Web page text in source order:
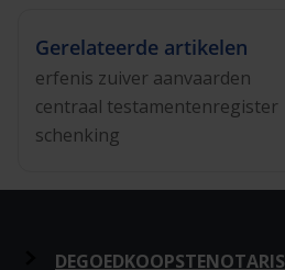
Gerelateerde artikelen
erfenis zuiver aanvaarden
centraal testamentenregister
schenking
DEGOEDKOOPSTENOTARIS